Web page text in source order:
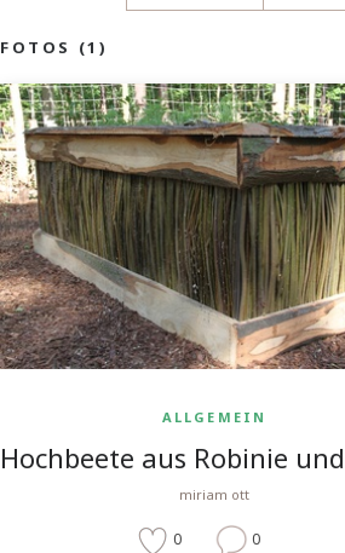
FOTOS (1)
ALLGEMEIN
Hochbeete aus Robinie
miriam ott
0 0